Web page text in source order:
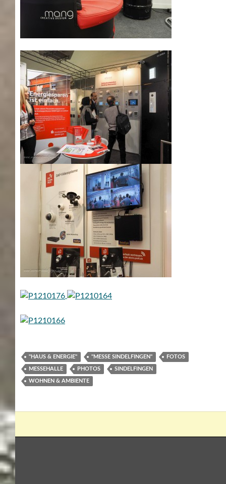
"HAUS & ENERGIE" "MESSE SINDELFINGEN" FOTOS
MESSEHALLE PHOTOS SINDELFINGEN
WOHNEN & AMBIENTE